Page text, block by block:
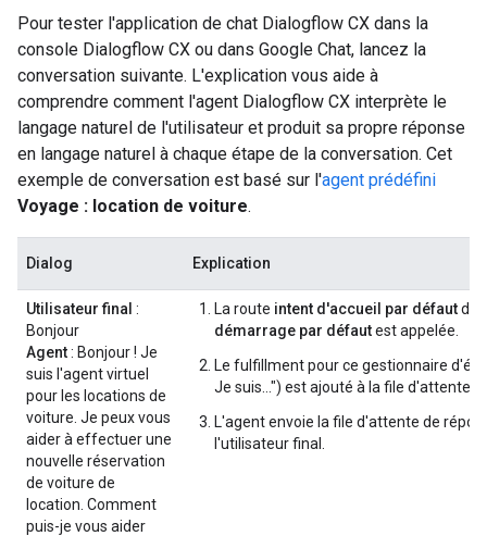
Pour tester l'application de chat Dialogflow CX dans la
console Dialogflow CX ou dans Google Chat, lancez la
conversation suivante. L'explication vous aide à
comprendre comment l'agent Dialogflow CX interprète le
langage naturel de l'utilisateur et produit sa propre réponse
en langage naturel à chaque étape de la conversation. Cet
exemple de conversation est basé sur l'agent prédéfini
Voyage : location de voiture.
Dialog Explication
Utilisateur final :
Bonjour
Agent: Bonjour ! Je
suis l'agent virtuel
pour les locations de
voiture. Je peux vous
aider à effectuer une
nouvelle réservation
de voiture de
location. Comment
puis-je vous aider
La route intent d'accueil par défautdu
démarrage par défautest appelée.
Le fulfillment pour ce gestionnaire
Je suis…") est ajouté à la file d'attente
L'agent envoie la file d'attente de
l'utilisateur final.